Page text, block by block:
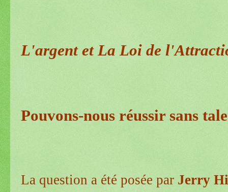
L'argent et La Loi de
Pouvons-nous réussir sans
La question a été posée par Jerry